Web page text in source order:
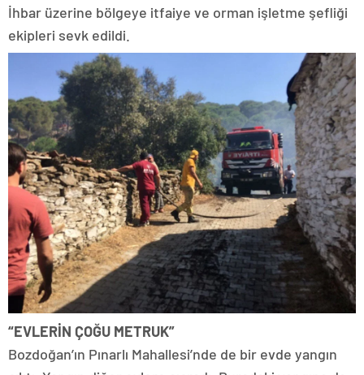
İhbar üzerine bölgeye itfaiye ve orman işletme şefliği
ekipleri sevk edildi.
“EVLERİN ÇOĞU METRUK”
Bozdoğan’ın Pınarlı Mahallesi’nde de bir evde yangın